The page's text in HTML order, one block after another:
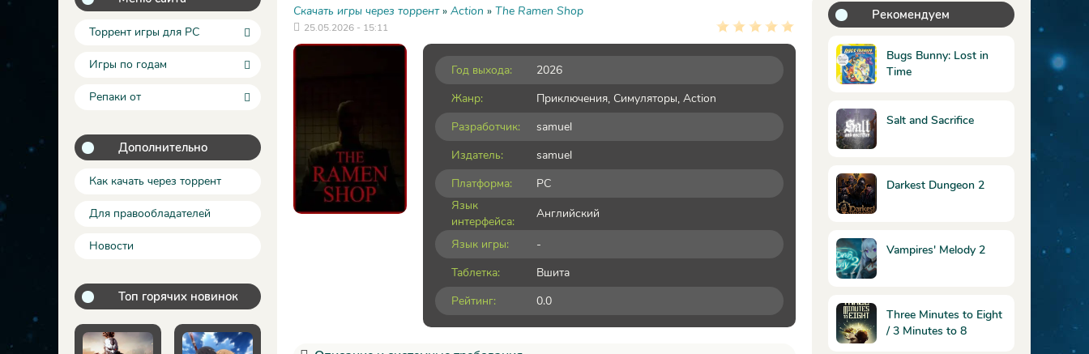
Торрент игры для PC
Игры по годам
Репаки от
Дополнительно
Как качать через торрент
Для правообладателей
Новости
Топ горячих новинок
Скачать игры через торрент» Action » The Ramen Shop
25.05.2026 - 15:11
Год выхода:
2026
Жанр:
Приключения, Симуляторы, Action
Разработчик:
samuel
Издатель:
samuel
Платформа:
PC
Язык
интерфейса:
Английский
Язык игры:
-
Таблетка:
Вшита
Рейтинг:
0.0
Рекомендуем
Bugs Bunny: Lost in
Time
Salt and Sacrifice
Darkest Dungeon 2
Vampires' Melody 2
Three Minutes to Eight
/ 3 Minutes to 8